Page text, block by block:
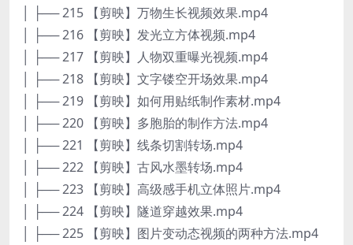
│ ├── 215 【剪映】万物生长视频效果.mp4
│ ├── 216 【剪映】发光立方体视频.mp4
│ ├── 217 【剪映】人物双重曝光视频.mp4
│ ├── 218 【剪映】文字镂空开场效果.mp4
│ ├── 219 【剪映】如何用贴纸制作素材.mp4
│ ├── 220 【剪映】多胞胎的制作方法.mp4
│ ├── 221 【剪映】线条切割转场.mp4
│ ├── 222 【剪映】古风水墨转场.mp4
│ ├── 223 【剪映】高级感手机立体照片.mp4
│ ├── 224 【剪映】隧道穿越效果.mp4
│ ├── 225 【剪映】图片变动态视频的两种方法.mp4